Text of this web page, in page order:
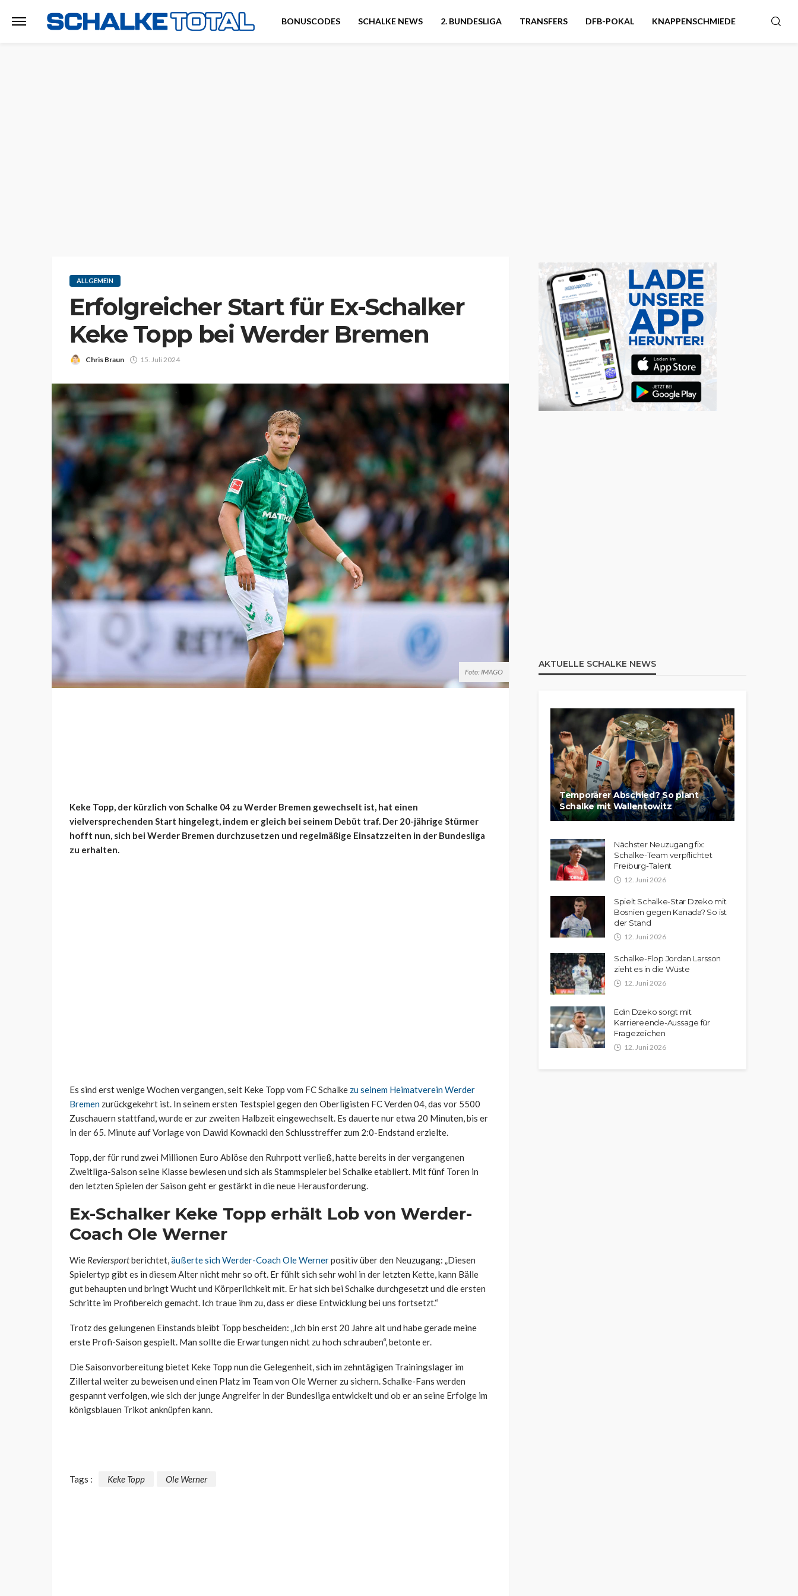
BONUSCODES SCHALKE NEWS 2. BUNDESLIGA TRANSFERS DFB-POKAL KNAPPENSCHMIEDE
ALLGEMEIN
Erfolgreicher Start für Ex-Schalker
Keke Topp bei Werder Bremen
Chris Braun 15. Juli 2024
Foto: IMAGO
Keke Topp, der kürzlich von Schalke 04 zu Werder Bremen gewechselt ist, hat einen
vielversprechenden Start hingelegt, indem er gleich bei seinem Debüt traf. Der 20-jährige Stürmer
hofft nun, sich bei Werder Bremen durchzusetzen und regelmäßige Einsatzzeiten in der Bundesliga
zu erhalten.
Es sind erst wenige Wochen vergangen, seit Keke Topp vom FC Schalke zu seinem Heimatverein Werder
Bremen zurückgekehrt ist. In seinem ersten Testspiel gegen den Oberligisten FC Verden 04, das vor 5500
Zuschauern stattfand, wurde er zur zweiten Halbzeit eingewechselt. Es dauerte nur etwa 20 Minuten, bis er
in der 65. Minute auf Vorlage von Dawid Kownacki den Schlusstreffer zum 2:0-Endstand erzielte.
Topp, der für rund zwei Millionen Euro Ablöse den Ruhrpott verließ, hatte bereits in der vergangenen
Zweitliga-Saison seine Klasse bewiesen und sich als Stammspieler bei Schalke etabliert. Mit fünf Toren in
den letzten Spielen der Saison geht er gestärkt in die neue Herausforderung.
Ex-Schalker Keke Topp erhält Lob von Werder-
Coach Ole Werner
Wie Reviersportberichtet,äußerte sich Werder-Coach Ole Wernerpositiv über den Neuzugang: „Diesen
Spielertyp gibt es in diesem Alter nicht mehr so oft. Er fühlt sich sehr wohl in der letzten Kette, kann Bälle
gut behaupten und bringt Wucht und Körperlichkeit mit. Er hat sich bei Schalke durchgesetzt und die ersten
Schritte im Profibereich gemacht. Ich traue ihm zu, dass er diese Entwicklung bei uns fortsetzt.“
Trotz des gelungenen Einstands bleibt Topp bescheiden: „Ich bin erst 20 Jahre alt und habe gerade meine
erste Profi-Saison gespielt. Man sollte die Erwartungen nicht zu hoch schrauben“, betonte er.
Die Saisonvorbereitung bietet Keke Topp nun die Gelegenheit, sich im zehntägigen Trainingslager im
Zillertal weiter zu beweisen und einen Platz im Team von Ole Werner zu sichern. Schalke-Fans werden
gespannt verfolgen, wie sich der junge Angreifer in der Bundesliga entwickelt und ob er an seine Erfolge im
königsblauen Trikot anknüpfen kann.
Tags : Keke Topp Ole Werner
AKTUELLE SCHALKE NEWS
Temporärer Abschied? So plant
Schalke mit Wallentowitz
Nächster Neuzugang fix:
Schalke-Team verpflichtet
Freiburg-Talent
12. Juni 2026
Spielt Schalke-Star Dzeko mit
Bosnien gegen Kanada? So ist
der Stand
12. Juni 2026
Schalke-Flop Jordan Larsson
zieht es in die Wüste
12. Juni 2026
Edin Dzeko sorgt mit
Karriereende-Aussage für
Fragezeichen
12. Juni 2026